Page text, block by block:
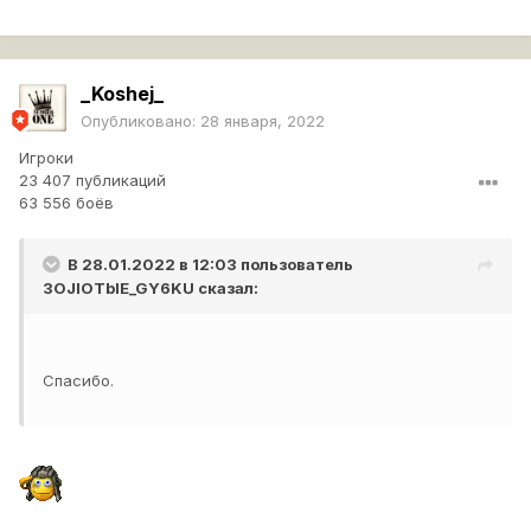
_Koshej_
Опубликовано: 28 января, 2022
Игроки
23 407 публикаций
63 556 боёв
В 28.01.2022 в 12:03 пользователь
3OJIOTbIE_GY6KU сказал:
Спасибо.